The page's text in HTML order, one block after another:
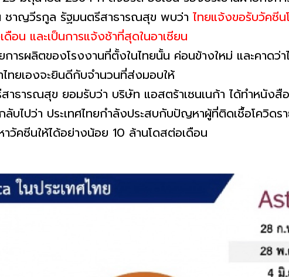
ชาญวีรกูล รัฐมนตรีสาธารณสุข พบว่า ไทยแจ้งขอรับวัคซีน
อน และเป็นการแจ้งช้าที่สุดในอาเซียน
ารผลิตของโรงงานที่ตั้งในไทยนั้น ค่อนข้างใหม่ และคาดว่
ทยเองจะยินดีกับจำนวนที่ส่งมอบให้
ธารณสุข ยอมรับว่า บริษัท แอสตร้าเซนเนก้า ได้ทำหนังสื
บไปว่า ประเทศไทยกำลังประสบกับปัญหาผู้ที่ติดเชื้อโควิด
วัคซีนให้ได้อย่างน้อย 10 ล้านโดสต่อเดือน